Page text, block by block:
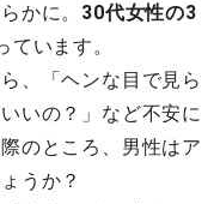
かに。 30代女性の3
ています。
、「ヘンな目で見ら
いの？」など不安に
のところ、男性はア
うか？